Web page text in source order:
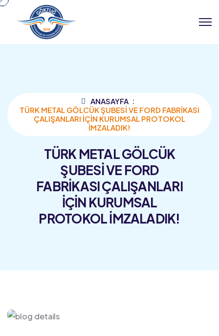
ANASAYFA
TÜRK METAL GÖLCÜK ŞUBESİ VE FORD FABRİKASI
ÇALIŞANLARI İÇİN KURUMSAL PROTOKOL
İMZALADIK!
TÜRK METAL GÖLCÜK
ŞUBESİ VE FORD
FABRİKASI ÇALIŞANLARI
İÇİN KURUMSAL
PROTOKOL İMZALADIK!